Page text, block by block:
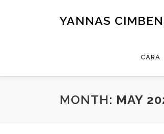
YANNAS
CARA
MONTH: MAY